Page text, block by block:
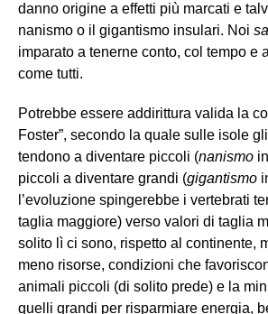
danno origine a effetti più marcati e
nanismo o il gigantismo insulari. Noi
imparato a tenerne conto, col tempo e
come tutti.
Potrebbe essere addirittura valida la
Foster”, secondo la quale sulle isole
tendono a diventare piccoli (nanismo
piccoli a diventare grandi (gigantismo
l’evoluzione spingerebbe i vertebrati
taglia maggiore) verso valori di taglia
solito lì ci sono, rispetto al continente,
meno risorse, condizioni che
animali piccoli (di solito prede) e la
quelli grandi per risparmiare energia,